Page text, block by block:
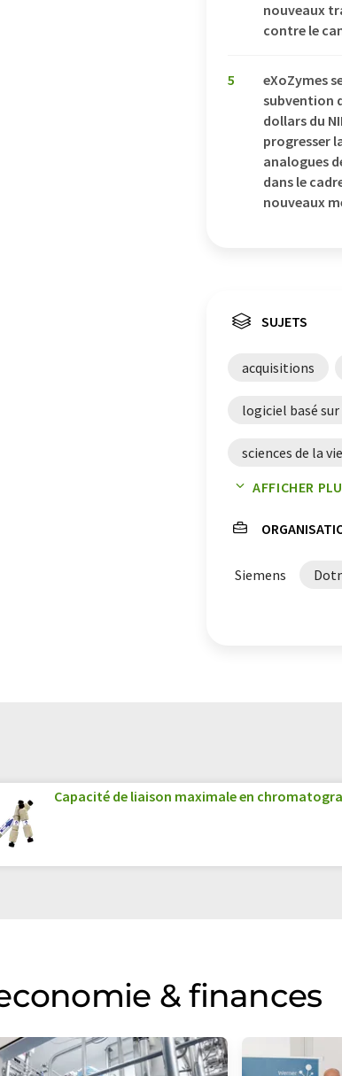
nouveaux
contre le
5
eXoZymes
subvention
dollars du
progresser
analogues
dans le
nouveaux
SUJETS
acquisitions
logiciel basé
sciences de la vie
logiciel des
développement
analyse des
AFFICHER
Siemens
Capacité de liaison maximale en
& finances